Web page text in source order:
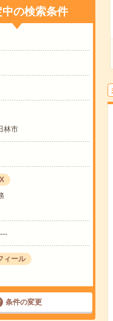
の検索条件
林市
---
ィール
条件の変更